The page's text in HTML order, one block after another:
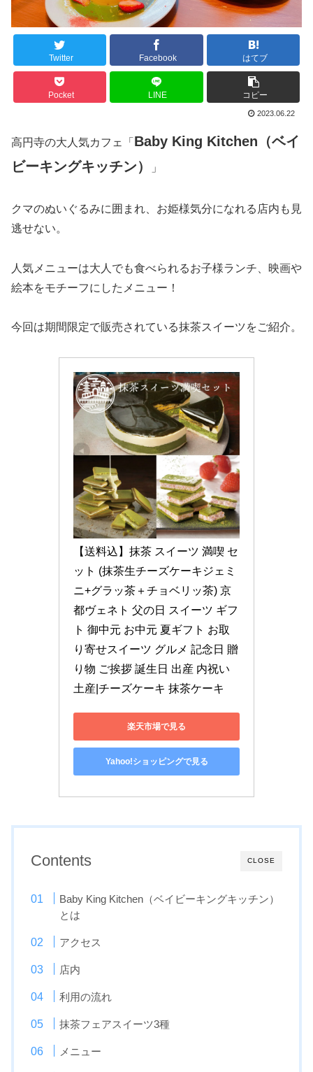
Twitter Facebook はてブ
Pocket LINE コピー
2023.06.22
高円寺の大人気カフェ「 Baby King Kitchen（ベイ
ビーキングキッチン）
」
クマのぬいぐるみに囲まれ、お姫様気分になれる店内も見
逃せない。
人気メニューは大人でも食べられるお子様ランチ、映画や
絵本をモチーフにしたメニュー！
今回は期間限定で販売されている抹茶スイーツをご紹介。
【送料込】抹茶 スイーツ 満喫 セ
ット (抹茶生チーズケーキジェミ
ニ+グラッ茶＋チョベリッ茶) 京
都ヴェネト 父の日 スイーツ ギフ
ト 御中元 お中元 夏ギフト お取
り寄せスイーツ グルメ 記念日 贈
り物 ご挨拶 誕生日 出産 内祝い
土産|チーズケーキ 抹茶ケーキ
楽天市場で見る
Yahoo!ショッピングで見る
CLOSE
Contents
Baby King Kitchen（ベイビーキングキッチン）
とは
アクセス
店内
利用の流れ
抹茶フェアスイーツ3種
メニュー